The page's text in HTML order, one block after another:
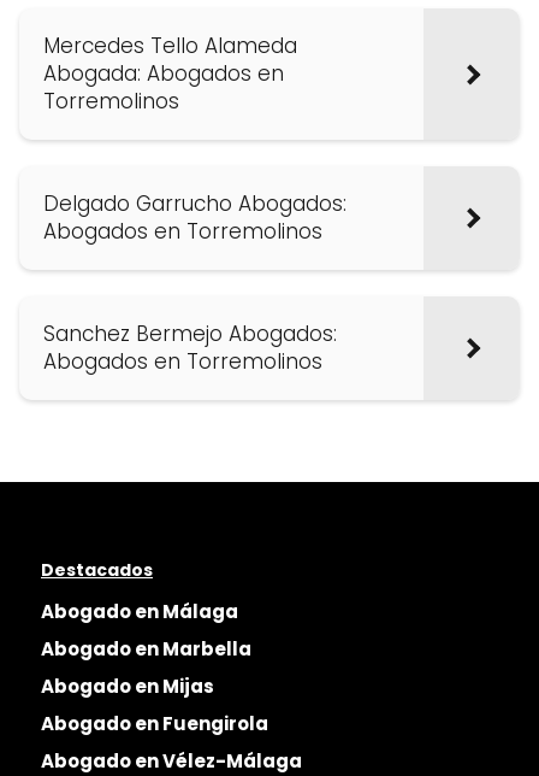
Mercedes Tello Alameda
Abogada: Abogados en
Torremolinos
Delgado Garrucho Abogados:
Abogados en Torremolinos
Sanchez Bermejo Abogados:
Abogados en Torremolinos
Destacados
Abogado en Málaga
Abogado en Marbella
Abogado en Mijas
Abogado en Fuengirola
Abogado en Vélez-Málaga